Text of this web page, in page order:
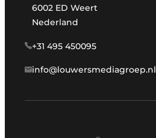
6002 ED Weert
Nederland
+31 495 450095
info@louwersmediagroep.nl